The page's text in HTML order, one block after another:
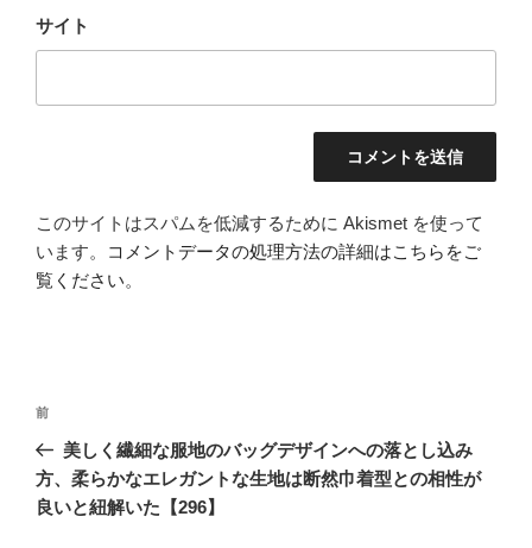
サイト
このサイトはスパムを低減するために Akismet を使って
います。
コメントデータの処理方法の詳細はこちらをご
覧ください。
投
ナ
ビ
前
の
投
稿
前
美しく繊細な服地のバッグデザインへの落とし込み
方、柔らかなエレガントな生地は断然巾着型との相性が
良いと紐解いた【296】